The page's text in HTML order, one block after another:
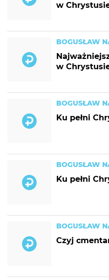
w
BOGUSŁAW
w
BOGUSŁAW
Ku pełni
BOGUSŁAW
Ku pełni
BOGUSŁAW
Czyj